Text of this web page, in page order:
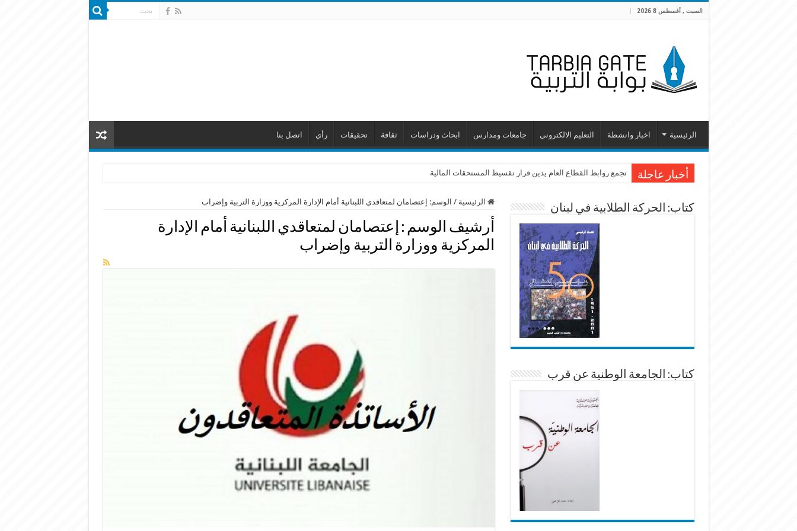
السبت , أغسطس 8 2026
الرئيسية اخبار وانشطة التعليم الالكتروني جامعات ومدارس ابحاث ودراسات ثقافة تحقيقات رأي اتصل بنا
أخبار عاجلة تجمع روابط القطاع العام يدين قرار تقسيط المستحقات المالية
الرئيسية / الوسم: إعتصامان لمتعاقدي اللبنانية أمام الإدارة المركزية ووزارة التربية وإضراب
أرشيف الوسم : إعتصامان لمتعاقدي اللبنانية أمام الإدارة
المركزية ووزارة التربية وإضراب
كتاب: الحركة الطلابية في لبنان
كتاب: الجامعة الوطنية عن قرب